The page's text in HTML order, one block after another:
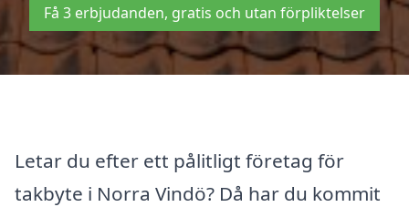
Få 3 erbjudanden, gratis och utan förpliktelser
Letar du efter ett pålitligt företag för
takbyte i Norra Vindö? Då har du kommit